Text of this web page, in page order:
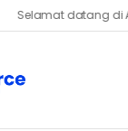
Selamat datang di